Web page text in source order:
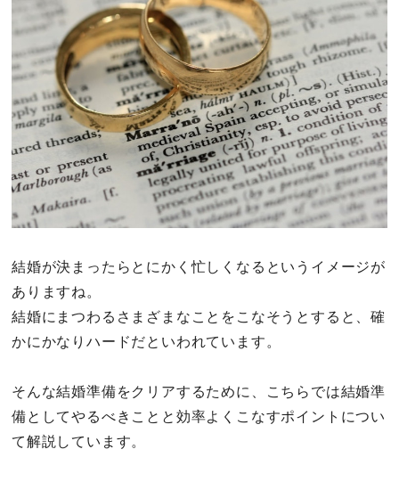
あるある
その他
ドキドキ
仕事とキャリア
特集
ファッション・美容
セックスライフ
結婚が決まったらとにかく忙しくなるというイメージが
ありますね。
結婚にまつわるさまざまなことをこなそうとすると、確
かにかなりハードだといわれています。
そんな結婚準備をクリアするために、こちらでは結婚準
備としてやるべきことと効率よくこなすポイントについ
て解説しています。